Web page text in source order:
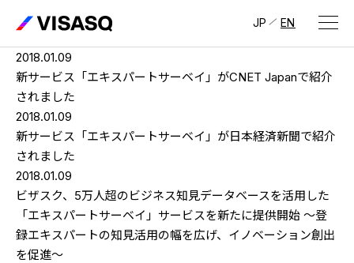
JP EN
会社情報
ビザスクについて
CEOメッセージ
経営メンバー
会社概要・拠点
IR情報
2018.01.09
新サービス「エキスパートサーベイ」がCNET Japanで紹介
されました
2018.01.09
新サービス「エキスパートサーベイ」が日本経済新聞で紹介
されました
2018.01.09
ビザスク、5万人超のビジネス知見データベースを活用した
「エキスパートサーベイ」サービスを新たに提供開始 〜登
録エキスパートの知見活用の幅を広げ、イノベーション創出
を促進〜